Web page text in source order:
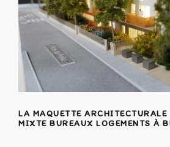
LA MAQUETTE ARCHITECTURALE
MIXTE BUREAUX LOGEMENTS À